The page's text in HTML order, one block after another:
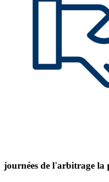
journées de l'arbitrage la